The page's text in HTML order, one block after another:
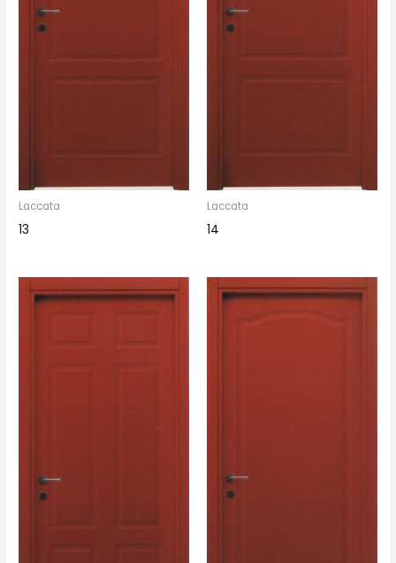
Laccata
13
Laccata
14